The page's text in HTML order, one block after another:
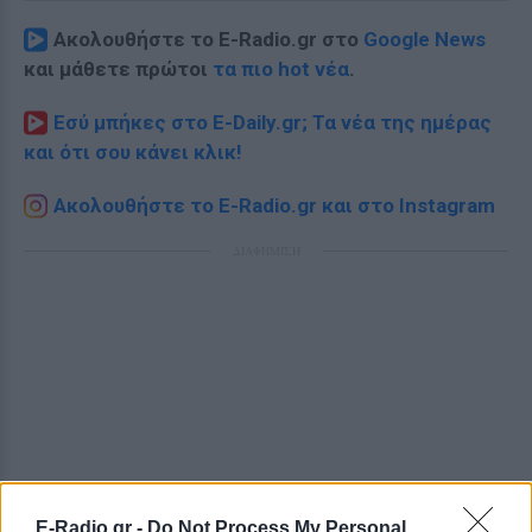
E-Radio.gr - Do Not Process My Personal
Ακολουθήστε το E-Radio.gr στο Google News
και μάθετε πρώτοι τα πιο hot νέα.
Εσύ μπήκες στο E-Daily.gr; Τα νέα της ημέρας
και ότι σου κάνει κλικ!
Ακολουθήστε το E-Radio.gr και στο Instagram